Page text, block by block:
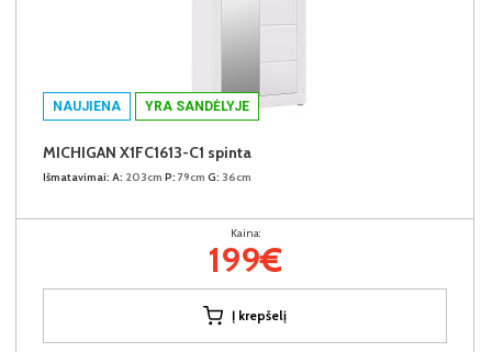
NAUJIENA YRA SANDĖLYJE
MICHIGAN X1FC1613-C1 spinta
Išmatavimai: A: 203cm P: 79cm G: 36cm
Kaina:
199€
Į krepšelį